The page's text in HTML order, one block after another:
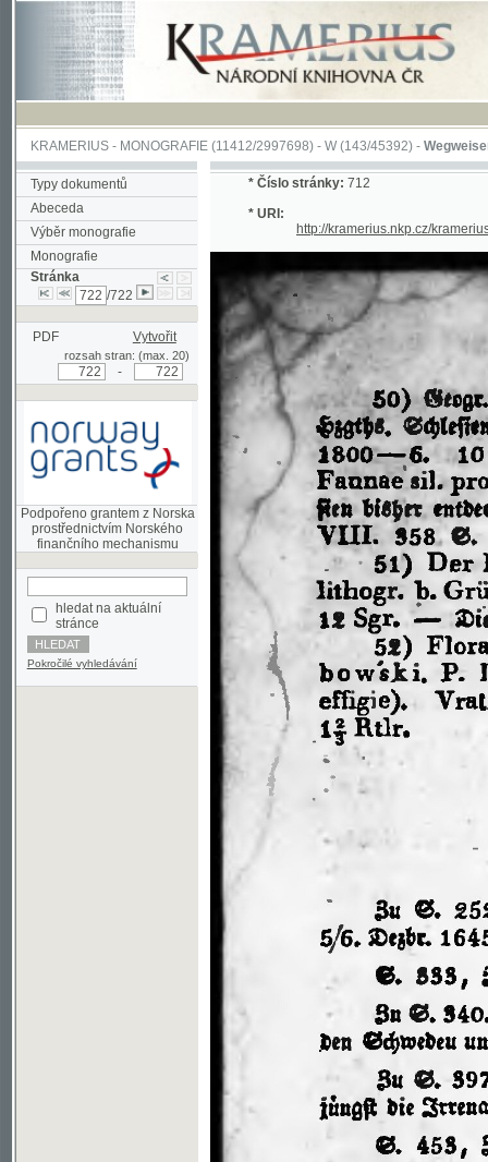
KRAMERIUS-MONOGRAFIE(11412/2997698) -W (143/45392)-Wegweiser durch
Typy dokumentů
Abeceda
Výběr monografie
Monografie
Stránka
/722
PDF Vytvořit
rozsah stran: (max. 20)
Podpořeno grantem z Norska
prostřednictvím Norského
hledat na aktuální
stránce
Pokročilé vyhledávání
http://kramerius.nkp.cz/kramerius/